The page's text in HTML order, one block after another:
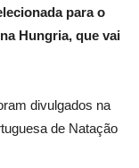
para o
Hungria, que vai
divulgados na
de Natação